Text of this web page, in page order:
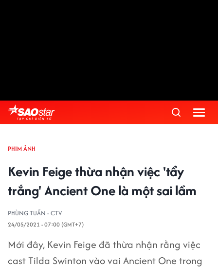
PHIM ẢNH
Kevin Feige thừa nhận việc 'tẩy
trắng' Ancient One là một sai lầm
PHÙNG TUẤN - CTV
24/05/2021 - 07:00 (GMT+7)
Mới đây, Kevin Feige đã thừa nhận rằng việc
cast Tilda Swinton vào vai Ancient One trong